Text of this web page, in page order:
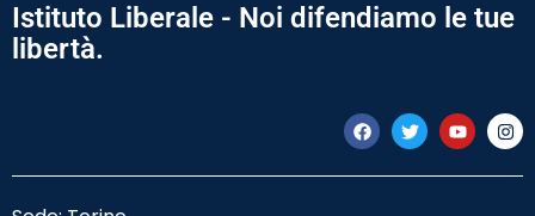
Istituto Liberale - Noi difendiamo le tue
libertà.